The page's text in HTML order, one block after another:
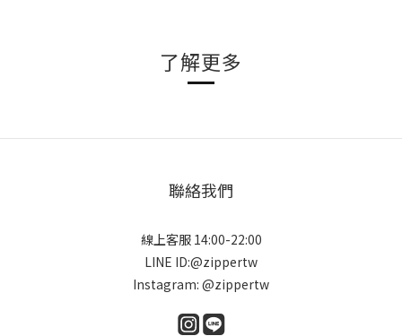
了解更多
聯絡我們
線上客服 14:00-22:00
LINE ID:@zippertw
Instagram: @zippertw